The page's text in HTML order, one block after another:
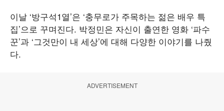
이날 ‘방구석1열’은 ‘충무로가 주목하는 젊은 배우 특
집’으로 꾸며진다. 박정민은 자신이 출연한 영화 ‘파수
꾼’과 ‘그것만이 내 세상’에 대해 다양한 이야기를 나줬
다.
ADVERTISEMENT